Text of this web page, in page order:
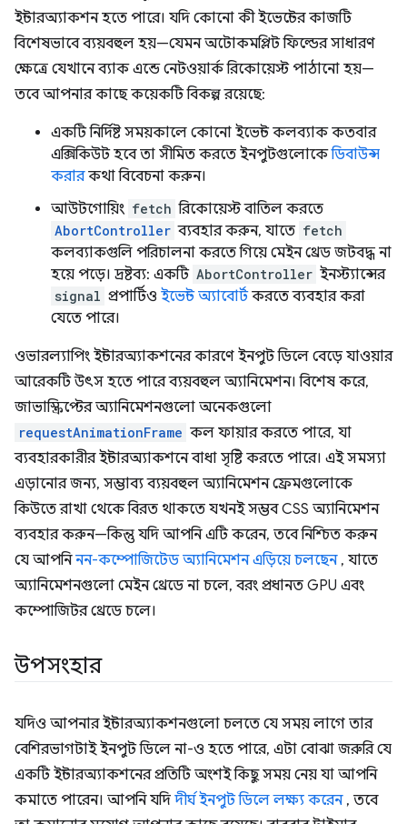
ইন্টারঅ্যাকশন হতে পারে। যদি কোনো কী ইভেন্টের কাজটি
বিশেষভাবে ব্যয়বহুল হয়—যেমন অটোকমপ্লিট ফিল্ডের সাধারণ
ক্ষেত্রে যেখানে ব্যাক এন্ডে নেটওয়ার্ক রিকোয়েস্ট পাঠানো হয়—
তবে আপনার কাছে কয়েকটি বিকল্প রয়েছে:
একটি নির্দিষ্ট সময়কালে কোনো ইভেন্ট কলব্যাক কতবার
এক্সিকিউট হবে তা সীমিত করতে ইনপুটগুলোকেডিবাউন্স
করারকথা বিবেচনা করুন।
আউটগোয়িং fetch রিকোয়েস্ট বাতিল করতে
AbortController ব্যবহার করুন, যাতে fetch
কলব্যাকগুলি পরিচালনা করতে গিয়ে মেইন থ্রেড জটবদ্ধ না
হয়ে পড়ে। দ্রষ্টব্য: একটি AbortController ইনস্ট্যান্সের
signal প্রপার্টিও ইভেন্ট অ্যাবোর্টকরতে ব্যবহার করা
যেতে পারে।
ওভারল্যাপিং ইন্টারঅ্যাকশনের কারণে ইনপুট ডিলে বেড়ে যাওয়ার
আরেকটি উৎস হতে পারে ব্যয়বহুল অ্যানিমেশন। বিশেষ করে,
জাভাস্ক্রিপ্টের অ্যানিমেশনগুলো অনেকগুলো
requestAnimationFrame কল ফায়ার করতে পারে, যা
ব্যবহারকারীর ইন্টারঅ্যাকশনে বাধা সৃষ্টি করতে পারে। এই সমস্যা
এড়ানোর জন্য, সম্ভাব্য ব্যয়বহুল অ্যানিমেশন ফ্রেমগুলোকে
কিউতে রাখা থেকে বিরত থাকতে যখনই সম্ভব CSS অ্যানিমেশন
ব্যবহার করুন—কিন্তু যদি আপনি এটি করেন, তবে নিশ্চিত করুন
যে আপনিনন-কম্পোজিটেড অ্যানিমেশন এড়িয়ে চলছেন, যাতে
অ্যানিমেশনগুলো মেইন থ্রেডে না চলে, বরং প্রধানত GPU এবং
কম্পোজিটর থ্রেডে চলে।
উপসংহার
যদিও আপনার ইন্টারঅ্যাকশনগুলো চলতে যে সময় লাগে তার
বেশিরভাগটাই ইনপুট ডিলে না-ও হতে পারে, এটা বোঝা জরুরি যে
একটি ইন্টারঅ্যাকশনের প্রতিটি অংশই কিছু সময় নেয় যা আপনি
কমাতে পারেন। আপনি যদি দীর্ঘ ইনপুট ডিলে লক্ষ্য করেন, তবে